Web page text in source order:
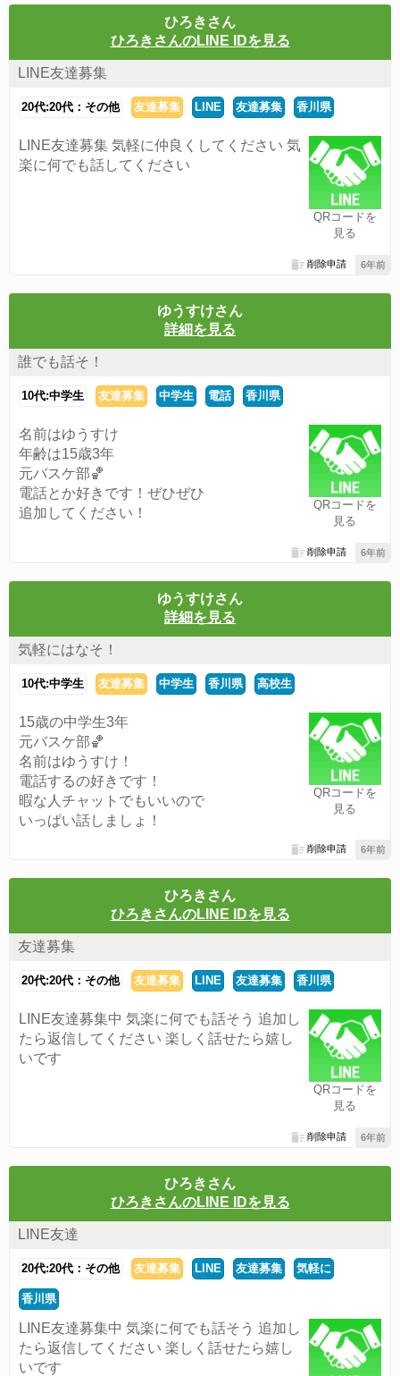
ひろきさん
ひろきさんのLINE IDを見る
LINE友達募集
20代:20代：その他 友達募集 LINE 友達募集 香川県
QRコードを
見る
LINE友達募集 気軽に仲良くしてください 気
楽に何でも話してください
6年前
削除申請
ゆうすけさん
詳細を見る
誰でも話そ！
10代:中学生 友達募集 中学生 電話 香川県
QRコードを
見る
名前はゆうすけ
年齢は15歳3年
元バスケ部🏀
電話とか好きです！ぜひぜひ
追加してください！
6年前
削除申請
ゆうすけさん
詳細を見る
気軽にはなそ！
10代:中学生 友達募集 中学生 香川県 高校生
QRコードを
見る
15歳の中学生3年
元バスケ部🏀
名前はゆうすけ！
電話するの好きです！
暇な人チャットでもいいので
いっぱい話しましょ！
6年前
削除申請
ひろきさん
ひろきさんのLINE IDを見る
友達募集
20代:20代：その他 友達募集 LINE 友達募集 香川県
QRコードを
見る
LINE友達募集中 気楽に何でも話そう 追加し
たら返信してください 楽しく話せたら嬉し
いです
6年前
削除申請
ひろきさん
ひろきさんのLINE IDを見る
LINE友達
20代:20代：その他 友達募集 LINE 友達募集 気軽に
香川県
LINE友達募集中 気楽に何でも話そう 追加し
たら返信してください 楽しく話せたら嬉し
いです